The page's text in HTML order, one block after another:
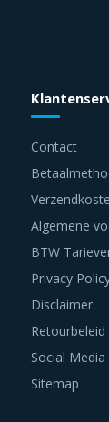
Contact
Algemene
BTW
Privacy
Disclaimer
Retourbeleid
Social Media
Sitemap